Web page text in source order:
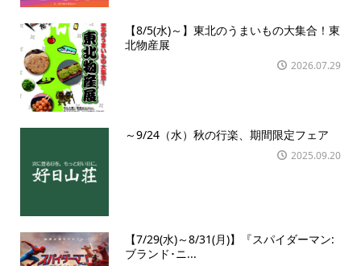
【8/5(水)～】東北のうまいもの大集合！東
北物産展
2026.07.29
～9/24（水）秋の行楽、期間限定フェア
2025.09.20
【7/29(水)～8/31(月)】『スパイダーマン:
ブランド･ニ...